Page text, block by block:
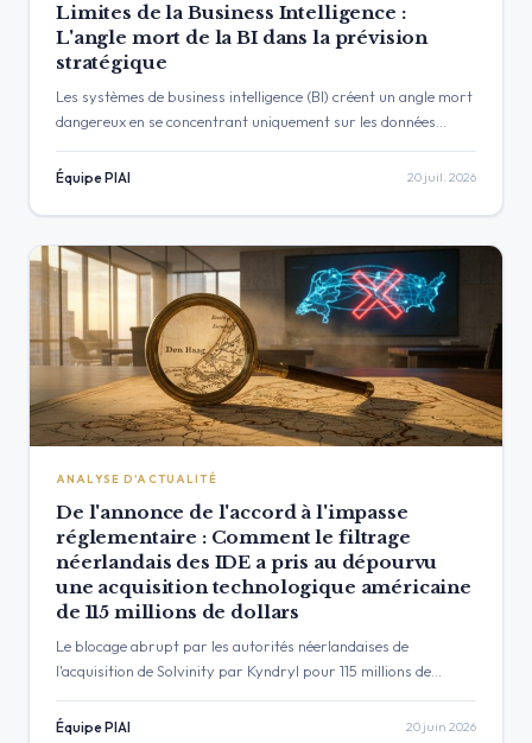
Limites de la Business Intelligence :
L'angle mort de la BI dans la prévision
stratégique
Les systèmes de business intelligence (BI) créent un angle mort
dangereux en se concentrant uniquement sur les données
intelligence et…
Équipe PIAI 20 juil. 2026
ANALYSE D'ACTUALITÉ
De l'annonce de l'accord à l'impasse
réglementaire : Comment le filtrage
néerlandais des IDE a pris au dépourvu
une acquisition technologique américaine
de 115 millions de dollars
Le blocage abrupt par les autorités néerlandaises de
l'acquisition de Solvinity par Kyndryl pour 115 millions de
acquisitions technologiques américaines en…
Équipe PIAI 20 juin 2026